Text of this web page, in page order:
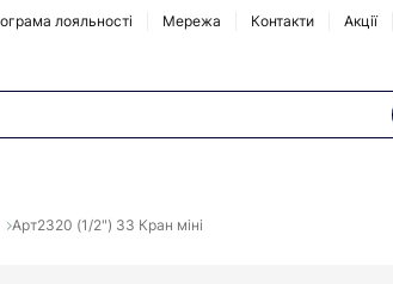
лояльності Мережа Контакти Акції
Арт2320 (1/2") ЗЗ Кран міні